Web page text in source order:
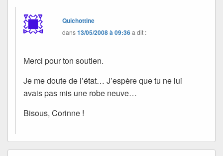
Quichottine
dans13/05/2008 à 09:36a dit :
Merci pour ton soutien.
Je me doute de l’état… J’espère que tu ne lui
avais pas mis une robe neuve…
Bisous, Corinne !